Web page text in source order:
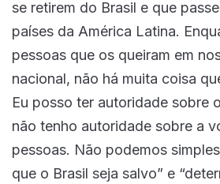
se retirem do Brasil e que
países da América Latina.
pessoas que os queiram em
nacional, não há muita coisa
Eu posso ter autoridade sobre
não tenho autoridade sobre a
pessoas. Não podemos
que o Brasil seja salvo” e